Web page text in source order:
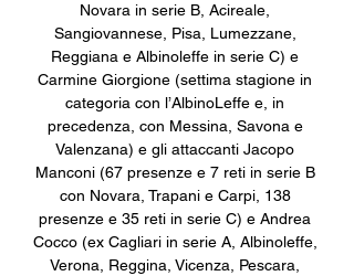
Novara in serie B, Acireale,
Sangiovannese, Pisa, Lumezzane,
Reggiana e Albinoleffe in serie C) e
Carmine Giorgione (settima stagione in
categoria con l’AlbinoLeffe e, in
precedenza, con Messina, Savona e
Valenzana) e gli attaccanti Jacopo
Manconi (67 presenze e 7 reti in serie B
con Novara, Trapani e Carpi, 138
presenze e 35 reti in serie C) e Andrea
Cocco (ex Cagliari in serie A, Albinoleffe,
Verona, Reggina, Vicenza, Pescara,